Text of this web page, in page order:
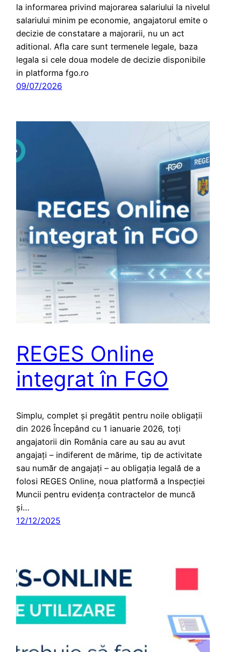
la informarea privind majorarea salariului la nivelul
salariului minim pe economie, angajatorul emite o
decizie de constatare a majorarii, nu un act
aditional. Afla care sunt termenele legale, baza
legala si cele doua modele de decizie disponibile
in platforma fgo.ro
09/07/2026
REGES Online
integrat în FGO
Simplu, complet și pregătit pentru noile obligații
din 2026 Începând cu 1 ianuarie 2026, toți
angajatorii din România care au sau au avut
angajați – indiferent de mărime, tip de activitate
sau număr de angajați – au obligația legală de a
folosi REGES Online, noua platformă a Inspecției
Muncii pentru evidența contractelor de muncă
și…
12/12/2025